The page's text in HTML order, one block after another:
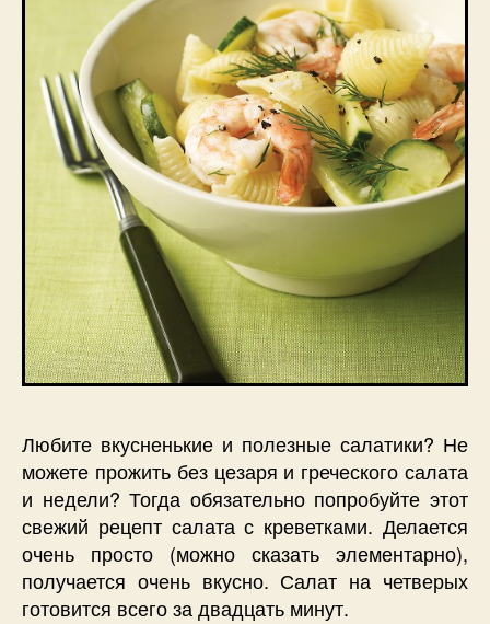
Любите вкусненькие и полезные салатики? Не
можете прожить без цезаря и греческого салата
и недели? Тогда обязательно попробуйте этот
свежий рецепт салата с креветками. Делается
очень просто (можно сказать элементарно),
получается очень вкусно. Салат на четверых
готовится всего за двадцать минут.